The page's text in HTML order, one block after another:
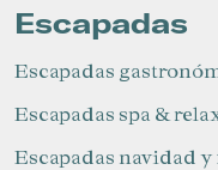
Escapadas
Escapadas
Escapadas spa &
Escapadas navidad